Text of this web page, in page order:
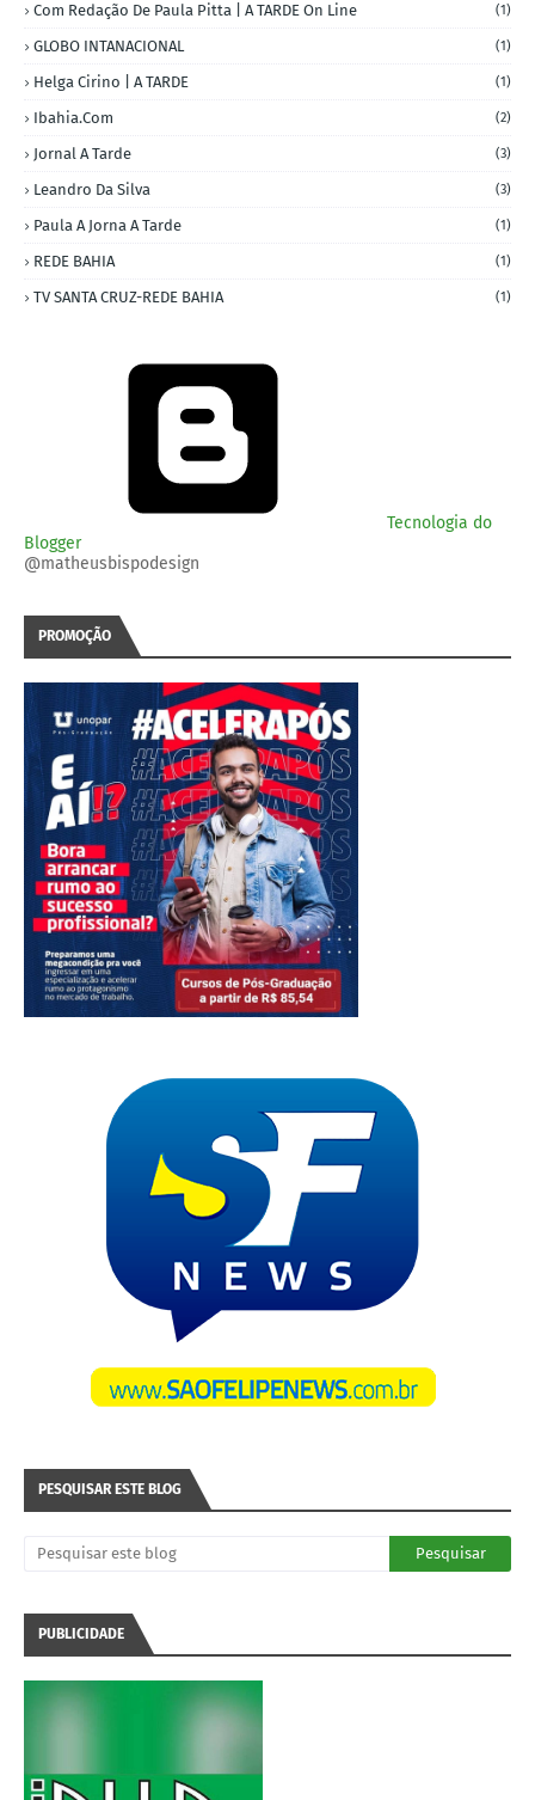
Com Redação De Paula Pitta | A TARDE On Line (1)
GLOBO INTANACIONAL (1)
Helga Cirino | A TARDE (1)
Ibahia.com (2)
Jornal A Tarde (3)
Leandro Da Silva (3)
Paula A Jorna A Tarde (1)
REDE BAHIA (1)
TV SANTA CRUZ-REDE BAHIA (1)
Tecnologia do
Blogger
@matheusbispodesign
PROMOÇÃO
PESQUISAR ESTE BLOG
PUBLICIDADE